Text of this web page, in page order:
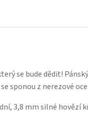
se bude dědit!
sponou z nerezové
3,8 mm silné hovězí